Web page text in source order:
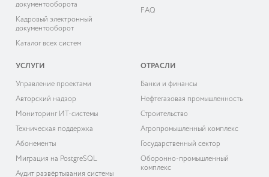
документооборота
Кадровый электронный
документооборот
Каталог всех систем
FAQ
УСЛУГИ
Управление проектами
Авторский надзор
Мониторинг ИТ-системы
Техническая поддержка
Абонементы
Миграция на PostgreSQL
Аудит развёртывания системы
ОТРАСЛИ
Банки и финансы
Нефтегазовая промышленность
Строительство
Агропромышленный комплекс
Государственный сектор
Оборонно-промышленный
комплекс